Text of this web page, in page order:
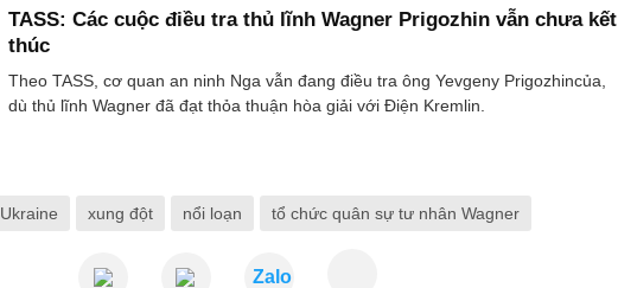
TASS: Các cuộc điều tra thủ lĩnh Wagner Prigozhin vẫn chưa kết
thúc
Theo TASS, cơ quan an ninh Nga vẫn đang điều tra ông Yevgeny Prigozhincủa,
dù thủ lĩnh Wagner đã đạt thỏa thuận hòa giải với Điện Kremlin.
Ukraine xung đột nổi loạn tổ chức quân sự tư nhân Wagner
Zalo